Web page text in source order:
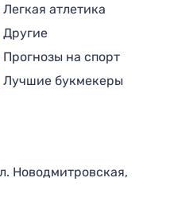
Легкая атлетика
Другие
Прогнозы на спорт
Лучшие букмекеры
Новодмитровская,